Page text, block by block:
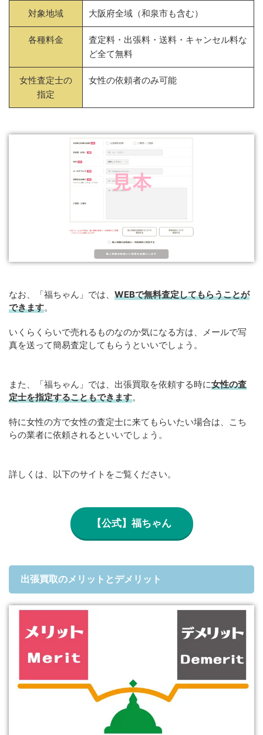
対象地域 大阪府全域（和泉市も含む）
各種料金
査定料・出張料・送料・キャンセル料な
ど全て無料
女性査定士の
指定
女性の依頼者のみ可能
なお、「福ちゃん」では、 WEBで無料査定してもらうことが
できます。
いくらくらいで売れるものなのか気になる方は、メールで写
真を送って簡易査定してもらうといいでしょう。
また、「福ちゃん」では、出張買取を依頼する時に女性の査
定士を指定することもできます。
特に女性の方で女性の査定士に来てもらいたい場合は、こち
らの業者に依頼されるといいでしょう。
詳しくは、以下のサイトをご覧ください。
【公式】福ちゃん
出張買取のメリットとデメリット